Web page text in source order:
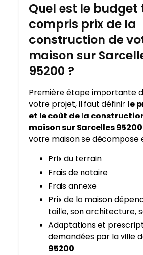
Quel est le budget
compris prix de la
construction de
maison sur
95200 ?
Première étape importante
votre projet, il faut définir le
et le coût de la
maison sur Sarcelles
votre maison se décompose
Prix du terrain
Frais de notaire
Frais annexe
Prix de la maison
taille, son architecture,
Adaptations et
demandées par la ville
95200